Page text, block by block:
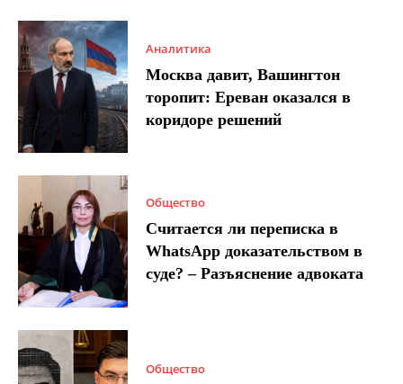
Аналитика
Москва давит, Вашингтон
торопит: Ереван оказался в
коридоре решений
Общество
Считается ли переписка в
WhatsApp доказательством в
суде? – Разъяснение адвоката
Общество